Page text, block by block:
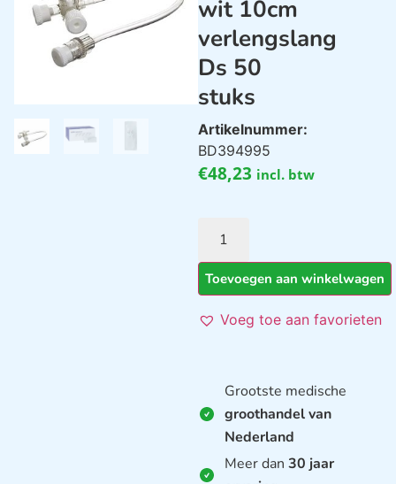
wit 10cm
verlengslang
Ds 50
stuks
Artikelnummer:
BD394995
€48,23 incl. btw
Toevoegen aan winkelwagen
Voeg toe aan favorieten
Grootste medische
groothandel van
Nederland
Meer dan 30 jaar